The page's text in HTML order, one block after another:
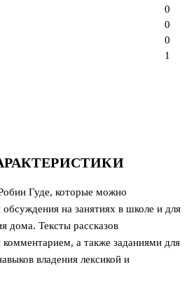
Гуде, которые можно
обсуждения на занятиях в школе и для
дома. Тексты рассказов
а также заданиями для
владения лексикой и
1
0
0
0